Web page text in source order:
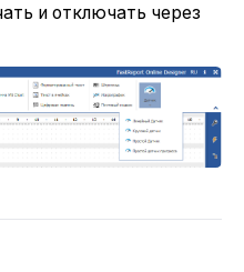
и отключать через